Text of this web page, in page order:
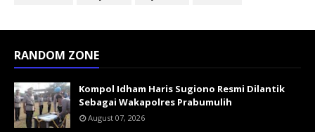
RANDOM ZONE
Kompol Idham Haris Sugiono Resmi Dilantik
Sebagai Wakapolres Prabumulih
August 07, 2026